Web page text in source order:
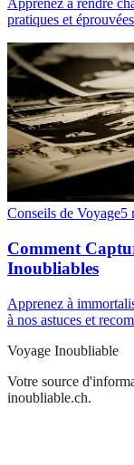
Apprenez à rendre
pratiques et
Conseils de Voyage5
Comment
Inoubliables
Apprenez à
à nos astuces et
Voyage Inoubliable
Votre source
inoubliable.ch.